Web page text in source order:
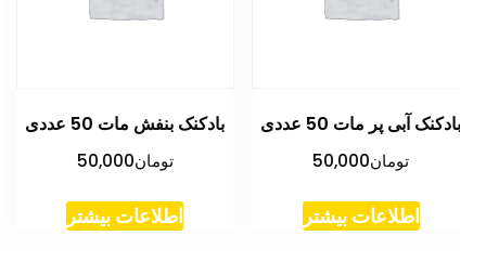
آبی پر مات 50 عددی
تومان50,000
اطلاعات بیشتر
بادکنک بنفش مات 50 عددی
تومان50,000
اطلاعات بیشتر